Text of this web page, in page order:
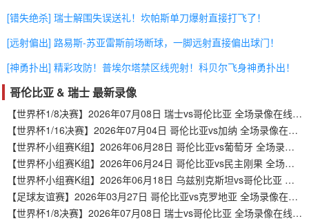
[错失绝杀] 瑞士解围失误送礼！坎帕斯单刀爆射直接打飞了！
[远射偏出] 路易斯-苏亚雷斯前场断球，一脚远射直接偏出球门！
[神勇扑出] 精彩攻防！普埃尔塔禁区线兜射！科贝尔飞身神勇扑出！
哥伦比亚 & 瑞士 最新录像
【世界杯1/8决赛】2026年07月08日 瑞士vs哥伦比亚 全场录像在线回放
【世界杯1/16决赛】2026年07月04日 哥伦比亚vs加纳 全场录像在线回放
【世界杯小组赛K组】2026年06月28日 哥伦比亚vs葡萄牙 全场录像在线回放
【世界杯小组赛K组】2026年06月24日 哥伦比亚vs民主刚果 全场录像在线回放
【世界杯小组赛K组】2026年06月18日 乌兹别克斯坦vs哥伦比亚 全场录像在线回放
【足球友谊赛】2026年03月27日 哥伦比亚vs克罗地亚 全场录像在线回放
【世界杯1/8决赛】2026年07月08日 瑞士vs哥伦比亚 全场录像在线回放